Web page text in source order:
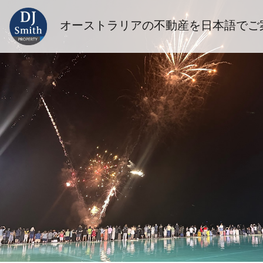
オーストラリアの不動産を日本語でご